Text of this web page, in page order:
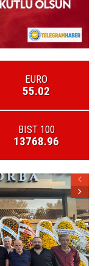
EURO
55.02
BIST 100
13768.96